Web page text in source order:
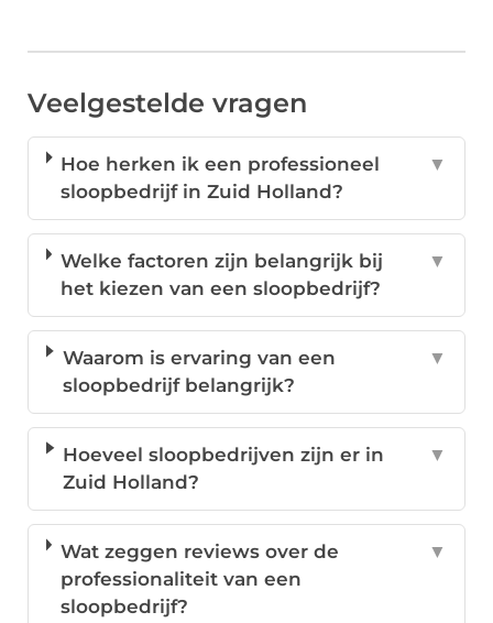
Veelgestelde vragen
Hoe herken ik een professioneel
sloopbedrijf in Zuid Holland?
▼
Welke factoren zijn belangrijk bij
het kiezen van een sloopbedrijf?
▼
Waarom is ervaring van een
sloopbedrijf belangrijk?
▼
Hoeveel sloopbedrijven zijn er in
Zuid Holland?
▼
Wat zeggen reviews over de
professionaliteit van een
sloopbedrijf?
▼